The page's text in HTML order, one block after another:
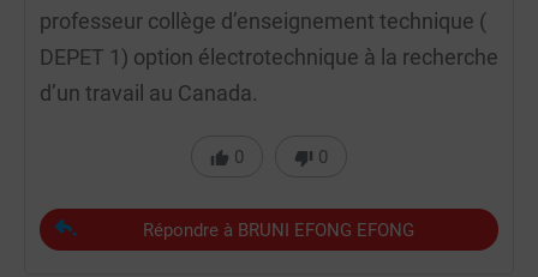
professeur collège d’enseignement technique (
DEPET 1) option électrotechnique à la recherche
d’un travail au Canada.
0 0
Répondre à BRUNI EFONG EFONG